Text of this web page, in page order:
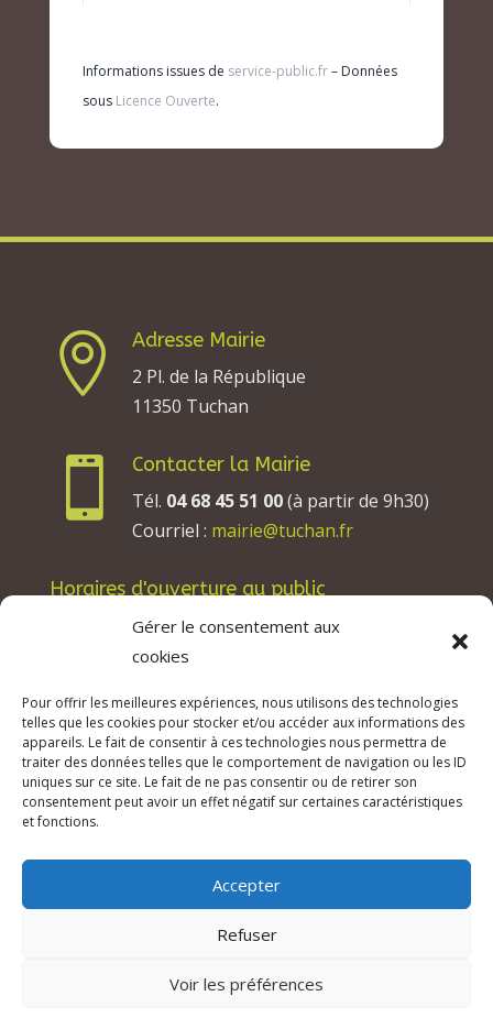
Gérer le consentement aux
cookies
Pour offrir les meilleures expériences, nous utilisons des technologies
telles que les cookies pour stocker et/ou accéder aux informations des
appareils. Le fait de consentir à ces technologies nous permettra de
traiter des données telles que le comportement de navigation ou les ID
uniques sur ce site. Le fait de ne pas consentir ou de retirer son
consentement peut avoir un effet négatif sur certaines caractéristiques
et fonctions.
Accepter
Refuser
Voir les préférences
Informations issues de service-public.fr– Données
sous Licence Ouverte.

Adresse Mairie
2 Pl. de la République
11350 Tuchan

Contacter la Mairie
Tél. 04 68 45 51 00(à partir de 9h30)
Courriel : mairie@tuchan.fr
Horaires d'ouverture au public
Les lundis, mardis et jeudis : de 8h à 12h et de
13h30 à 17h30.
Les vendredis : de 8h à 12h.
© 2026 Mairie de Tuchan | Site Internet réalisé
Mentions légales & Crédits–RGPD Protection
des données